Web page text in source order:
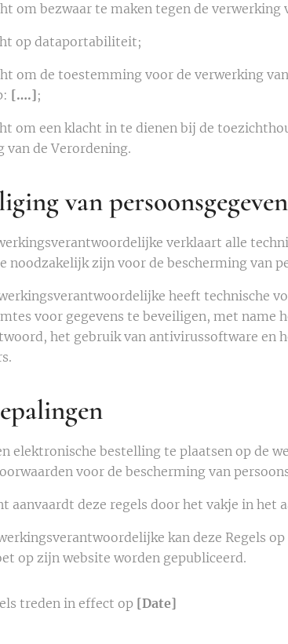
om bezwaar te maken tegen de verwerking
op dataportabiliteit;
om de toestemming voor de verwerking
[….];
om een klacht in te dienen bij de
van de Verordening.
van
verklaart alle
noodzakelijk zijn voor de bescherming van
heeft technische
voor gegevens te beveiligen, met name
het gebruik van antivirussoftware en
elektronische bestelling te plaatsen op de
voor de bescherming van
aanvaardt deze regels door het vakje in
kan deze Regels
op zijn website worden gepubliceerd.
treden in effect op [Date]